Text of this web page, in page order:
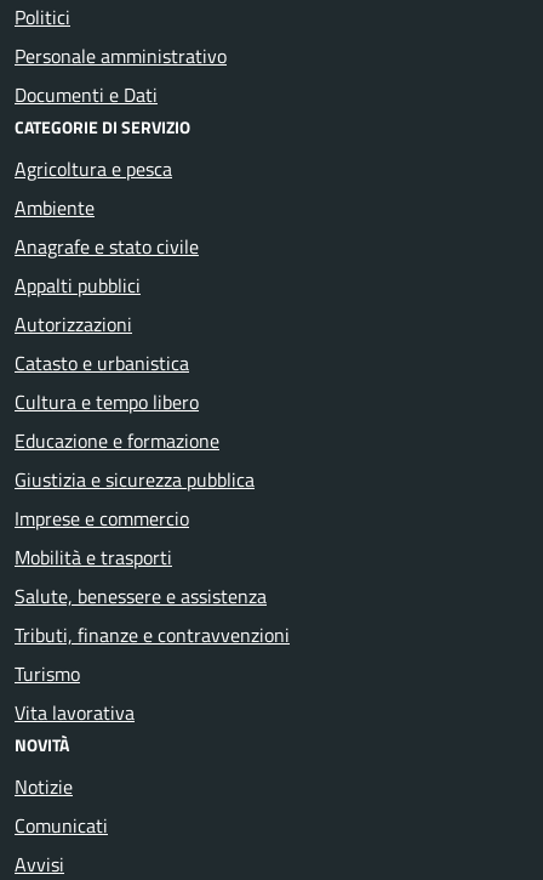
Politici
Personale amministrativo
Documenti e Dati
CATEGORIE DI SERVIZIO
Agricoltura e pesca
Ambiente
Anagrafe e stato civile
Appalti pubblici
Autorizzazioni
Catasto e urbanistica
Cultura e tempo libero
Educazione e formazione
Giustizia e sicurezza pubblica
Imprese e commercio
Mobilità e trasporti
Salute, benessere e assistenza
Tributi, finanze e contravvenzioni
Turismo
Vita lavorativa
NOVITÀ
Notizie
Comunicati
Avvisi